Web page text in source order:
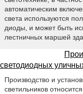
автоматическим
света используются
диоды, и может быть
лестничных маршей
светодиодных
Производство и
светильников